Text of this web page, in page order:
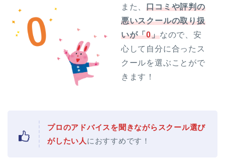
また、口コミや評判の
悪いスクールの取り扱
いが「0」なので、安
心して自分に合ったス
クールを選ぶことがで
きます！
プロのアドバイスを聞きながらスクール選び
がしたい人 におすすめです！